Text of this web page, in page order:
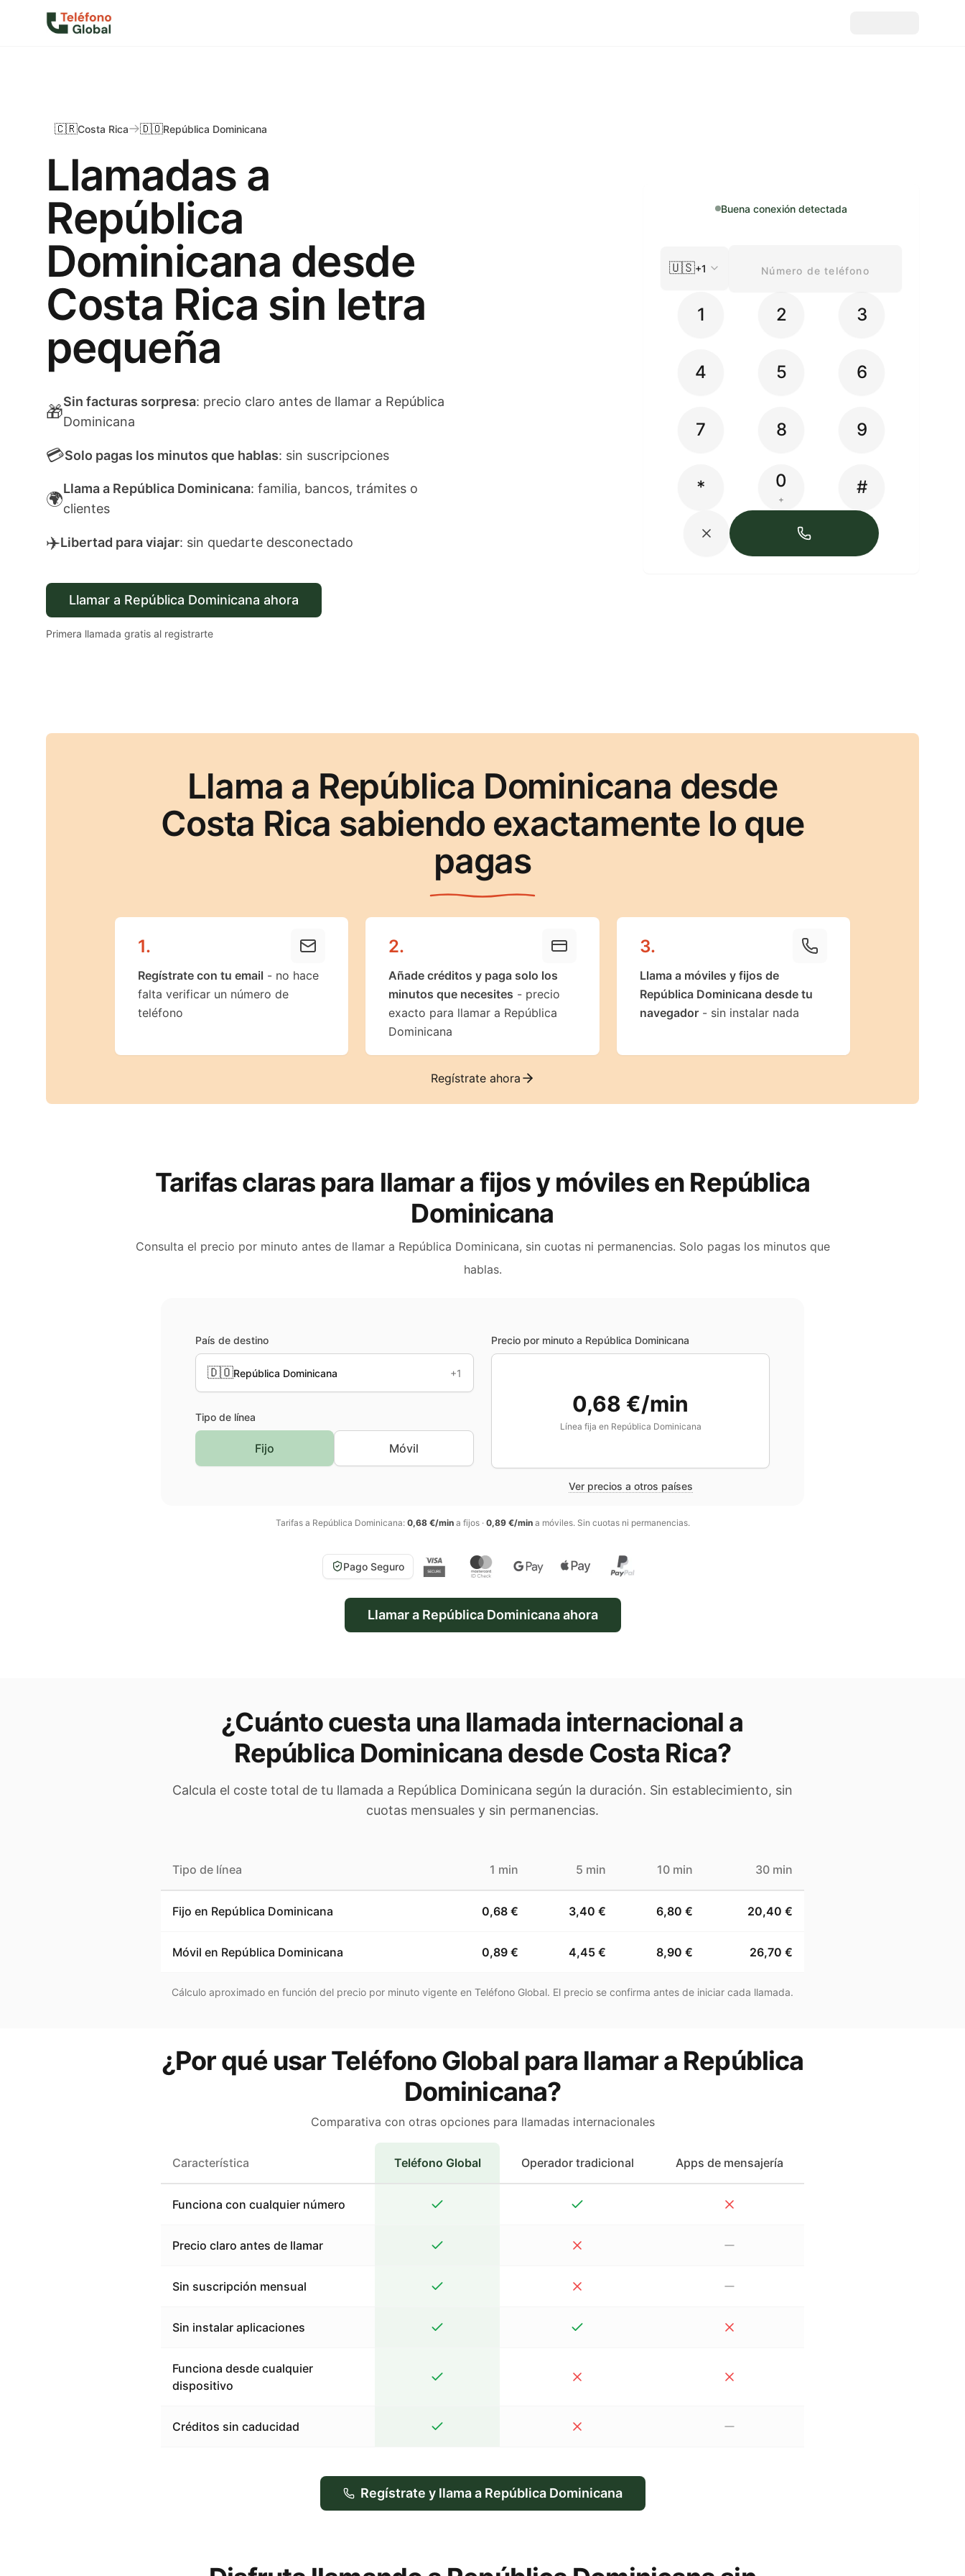
Llamadas a
República
Dominicana desde
Costa Rica sin letra
pequeña
🇨🇷Costa Rica 🇩🇴República Dominicana
🎁Sin facturas sorpresa: precio claro antes de llamar a República
Dominicana
💳Solo pagas los minutos que hablas: sin suscripciones
🌍Llama a República Dominicana: familia, bancos, trámites o
clientes
✈️Libertad para viajar: sin quedarte desconectado
Llamar a República Dominicana ahora
Primera llamada gratis al registrarte
Buena conexión detectada
🇺🇸+1
1 2 3
4 5 6
7 8 9
* 0
+
#
Llama a República Dominicana desde
Costa Rica sabiendo exactamente lo que
pagas
1.
Regístrate con tu email - no hace
falta verificar un número de
teléfono
2.
Añade créditos y paga solo los
minutos que necesites - precio
exacto para llamar a República
Dominicana
3.
Llama a móviles y fijos de
República Dominicana desde tu
navegador- sin instalar nada
Regístrate ahora
Tarifas claras para llamar a fijos y móviles en República
Dominicana
Consulta el precio por minuto antes de llamar a República Dominicana, sin cuotas ni permanencias. Solo pagas los minutos que
hablas.
País de destino
🇩🇴República Dominicana +1
Tipo de línea
Fijo Móvil
Precio por minuto a República Dominicana
0,68 €/min
Línea fija en República Dominicana
Ver precios a otros países
Tarifas a República Dominicana: 0,68 €/mina fijos· 0,89 €/mina móviles. Sin cuotas ni permanencias.
Pago Seguro
Llamar a República Dominicanaahora
¿Cuánto cuesta una llamada internacional a
República Dominicana desde Costa Rica?
Calcula el coste total de tu llamada a República Dominicana según la duración. Sin establecimiento, sin
cuotas mensuales y sin permanencias.
Tipo de línea 1 min 5 min 10 min 30 min
Fijo en República Dominicana 0,68 € 3,40 € 6,80 € 20,40 €
Móvil en República Dominicana 0,89 € 4,45 € 8,90 € 26,70 €
Cálculo aproximado en función del precio por minuto vigente en Teléfono Global. El precio se confirma antes de iniciar cada llamada.
¿Por qué usar Teléfono Global para llamar a República
Dominicana?
Comparativa con otras opciones para llamadas internacionales
Característica Teléfono Global Operador tradicional Apps de mensajería
Funciona con cualquier número
Precio claro antes de llamar
Sin suscripción mensual
Sin instalar aplicaciones
Funciona desde cualquier
dispositivo
Créditos sin caducidad
Regístrate y llama a República Dominicana